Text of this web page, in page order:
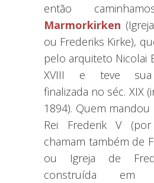
então
Marmorkirken
ou Frederiks Kirke),
pelo arquiteto Nicolai
XVIII e teve sua
finalizada no séc. XIX
1894). Quem
Rei Frederik V
chamam também de
ou Igreja de
construída em